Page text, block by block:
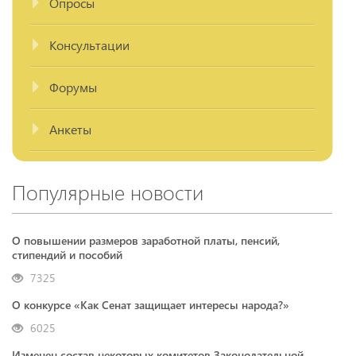
Консультации
Форумы
Анкеты
Популярные новости
О повышении размеров заработной платы, пенсий,
стипендий и пособий
7325
О конкурсе «Как Сенат защищает интересы народа?»
6025